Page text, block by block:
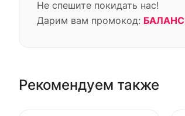
Не спешите покидать нас!
Дарим вам промокод: БАЛАНС
Рекомендуем также